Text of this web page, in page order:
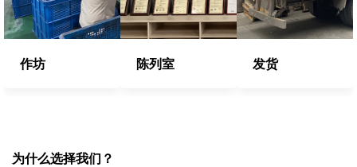
作坊 陈列室 发货
为什么选择我们？